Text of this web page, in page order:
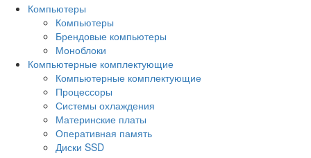
Компьютеры
Компьютеры
Брендовые компьютеры
Моноблоки
Компьютерные комплектующие
Компьютерные комплектующие
Процессоры
Системы охлаждения
Материнские платы
Оперативная память
Диски SSD